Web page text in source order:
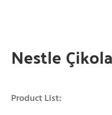
Nestle
Product List: